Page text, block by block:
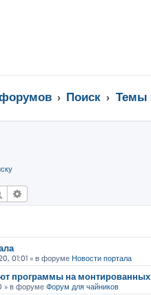
Поиск Темы
Поиск
01:01 » в форуме Новости портала
программы на монтированных
» в форуме Форум для чайников